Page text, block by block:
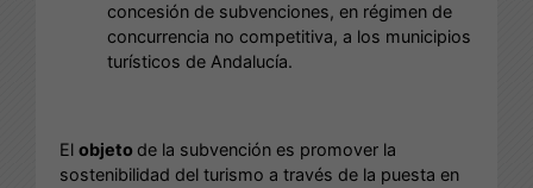
concesión de subvenciones, en régimen de
concurrencia no competitiva, a los municipios
turísticos de Andalucía.
El objeto de la subvención es promover la
sostenibilidad del turismo a través de la puesta en